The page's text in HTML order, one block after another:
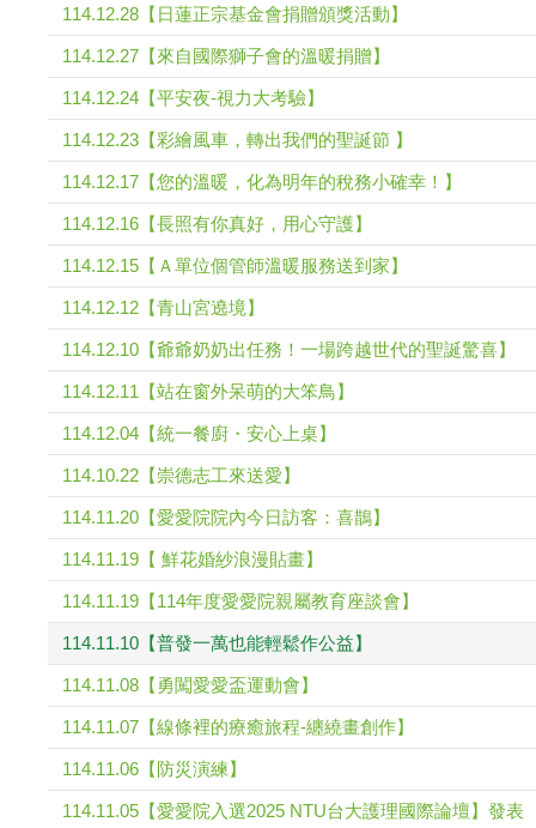
114.12.28【日蓮正宗基金會捐贈頒獎活動】
114.12.27【來自國際獅子會的溫暖捐贈】
114.12.24【平安夜-視力大考驗】
114.12.23【彩繪風車，轉出我們的聖誕節 】
114.12.17【您的溫暖，化為明年的稅務小確幸！】
114.12.16【長照有你真好，用心守護】
114.12.15【Ａ單位個管師溫暖服務送到家】
114.12.12【青山宮遶境】
114.12.10【爺爺奶奶出任務！一場跨越世代的聖誕驚喜】
114.12.11【站在窗外呆萌的大笨鳥】
114.12.04【統一餐廚・安心上桌】
114.10.22【崇德志工來送愛】
114.11.20【愛愛院院內今日訪客：喜鵲】
114.11.19【 鮮花婚紗浪漫貼畫】
114.11.19【114年度愛愛院親屬教育座談會】
114.11.10【普發一萬也能輕鬆作公益】
114.11.08【勇闖愛愛盃運動會】
114.11.07【線條裡的療癒旅程-纏繞畫創作】
114.11.06【防災演練】
114.11.05【愛愛院入選2025 NTU台大護理國際論壇】發表